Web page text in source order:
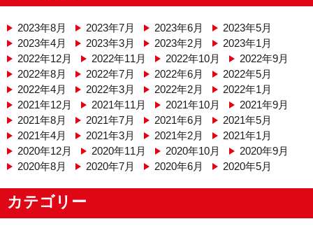
2023年8月 2023年7月 2023年6月
2023年5月
2023年4月
2023年3月 2023年2月
2023年1月
2022年12月
2022年11月 2022年10月
2022年9月
2022年8月
2022年7月 2022年6月
2022年5月
2022年4月
2022年3月 2022年2月
2022年1月
2021年12月
2021年11月 2021年10月
2021年9月
2021年8月
2021年7月 2021年6月
2021年5月
2021年4月
2021年3月 2021年2月
2021年1月
2020年12月
2020年11月 2020年10月
2020年9月
2020年8月
2020年7月 2020年6月 2020年5月
カテゴリー